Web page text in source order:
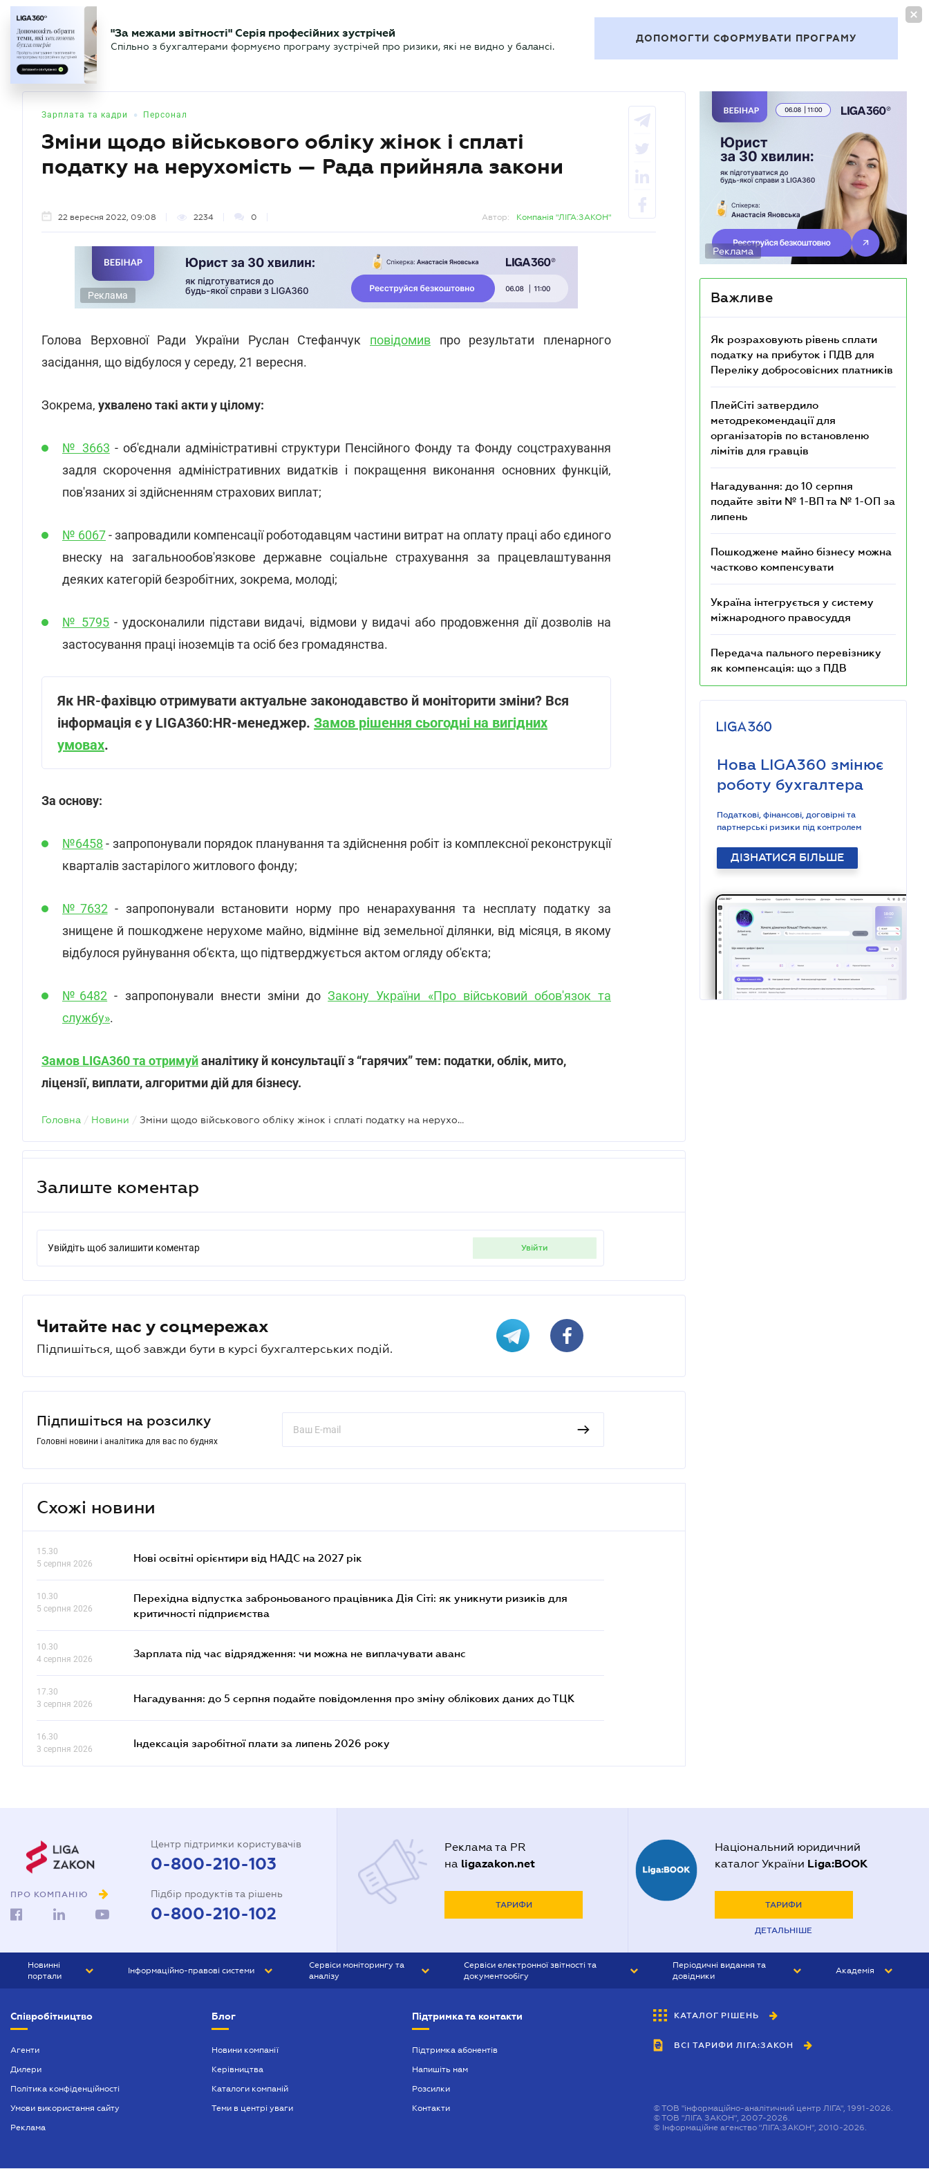
UA УВІЙТИ
БУХГАЛТЕР Новини Аналітика Календар Актуально
"За межами звітності" Серія професійних зустрічей
Спільно з бухгалтерами формуємо програму зустрічей про ризики, які не видно у балансі.
ДОПОМОГТИ СФОРМУВАТИ ПРОГРАМУ
Зарплата та кадри • Персонал
Зміни щодо військового обліку жінок і сплаті
податку на нерухомість — Рада прийняла закони
22 вересня 2022, 09:08 2234 0 Автор: Компанія "ЛІГА:ЗАКОН"
Реклама
Голова Верховної Ради України Руслан Стефанчук повідомив про результати пленарного
засідання, що відбулося у середу, 21 вересня.
Зокрема, ухвалено такі акти у цілому:
№ 3663 - об'єднали адміністративні структури Пенсійного Фонду та Фонду соцстрахування
задля скорочення адміністративних видатків і покращення виконання основних функцій,
пов'язаних зі здійсненням страхових виплат;
№ 6067- запровадили компенсації роботодавцям частини витрат на оплату праці або єдиного
внеску на загальнообов'язкове державне соціальне страхування за працевлаштування
деяких категорій безробітних, зокрема, молоді;
№ 5795 - удосконалили підстави видачі, відмови у видачі або продовження дії дозволів на
застосування праці іноземців та осіб без громадянства.
Як HR-фахівцю отримувати актуальне законодавство й моніторити зміни? Вся
інформація є у LIGA360:HR-менеджер. Замов рішення сьогодні на вигідних
умовах.
За основу:
№6458 - запропонували порядок планування та здійснення робіт із комплексної реконструкції
кварталів застарілого житлового фонду;
№7632- запропонували встановити норму про ненарахування та несплату податку за
знищене й пошкоджене нерухоме майно, відмінне від земельної ділянки, від місяця, в якому
відбулося руйнування об'єкта, що підтверджується актом огляду об'єкта;
№6482 - запропонували внести зміни доЗакону України «Про військовий обов'язок та
службу».
Замов LIGA360 та отримуйаналітику й консультації з “гарячих” тем: податки, облік, мито,
ліцензії, виплати, алгоритми дій для бізнесу.
Головна / Новини / Зміни щодо військового обліку жінок і сплаті податку на нерухомість — Рада прийняла закони
Залиште коментар
Увійдіть щоб залишити коментар увійти
Читайте нас у соцмережах
Підпишіться, щоб завжди бути в курсі бухгалтерських подій.
Підпишіться на розсилку
Головні новини і аналітика для вас по буднях
Схожі новини
15.30
5 серпня 2026
Нові освітні орієнтири від НАДС на 2027 рік
10.30
5 серпня 2026
Перехідна відпустка заброньованого працівника Дія Сіті: як уникнути ризиків для
критичності підприємства
10.30
4 серпня 2026
Зарплата під час відрядження: чи можна не виплачувати аванс
17.30
3 серпня 2026
Нагадування: до 5 серпня подайте повідомлення про зміну облікових даних до ТЦК
16.30
3 серпня 2026
Індексація заробітної плати за липень 2026 року
Реклама
Важливе
Як розраховують рівень сплати
податку на прибуток і ПДВ для
Переліку добросовісних платників
ПлейСіті затвердило
методрекомендації для
організаторів по встановленю
лімітів для гравців
Нагадування: до 10 серпня
подайте звіти № 1-ВП та № 1-ОП за
липень
Пошкоджене майно бізнесу можна
частково компенсувати
Україна інтегрується у систему
міжнародного правосуддя
Передача пального перевізнику
як компенсація: що з ПДВ
Нова LIGA360 змінює
роботу бухгалтера
Податкові, фінансові, договірні та
партнерські ризики під контролем
ДІЗНАТИСЯ БІЛЬШЕ
ПРО КОМПАНІЮ
Центр підтримки користувачів
0-800-210-103
Підбір продуктів та рішень
0-800-210-102
Реклама та PR
на ligazakon.net
ТАРИФИ
Національний юридичний
каталог України Liga:BOOK
ТАРИФИ
ДЕТАЛЬНІШЕ
Новинні
портали
БІЗНЕС
Інформаційно-правові системи
БУХГАЛТЕР ПРОФ
Сервіси моніторингу та
аналізу
Сервіси електронної звітності та
документообігу
Періодичні видання та
довідники
БУХГАЛТЕР&ЗАКОН
ВІСНИК МСФЗ
Академія
Співробітництво
Агенти
Дилери
Політика конфіденційності
Умови використання сайту
Реклама
Блог
Новини компанії
Керівництва
Каталоги компаній
Теми в центрі уваги
Підтримка та контакти
Підтримка абонентів
Напишіть нам
Розсилки
Контакти
КАТАЛОГ РІШЕНЬ
ВСІ ТАРИФИ ЛІГА:ЗАКОН
©ТОВ "інформаційно-аналітичний центр ЛІГА", 1991-2026.
©ТОВ "ЛІГА ЗАКОН", 2007-2026.
© Інформаційне агенство "ЛІГА:ЗАКОН", 2010-2026.